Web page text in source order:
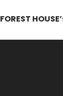
FOREST